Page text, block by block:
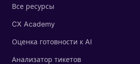
Все ресурсы
CX Academy
Оценка готовности к AI
Анализатор тикетов